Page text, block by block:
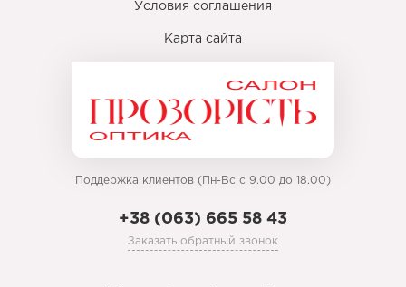
Условия соглашения
Карта сайта
Поддержка клиентов (Пн-Вс с 9.00 до 18.00)
+38 (063) 665 58 43
Заказать обратный звонок